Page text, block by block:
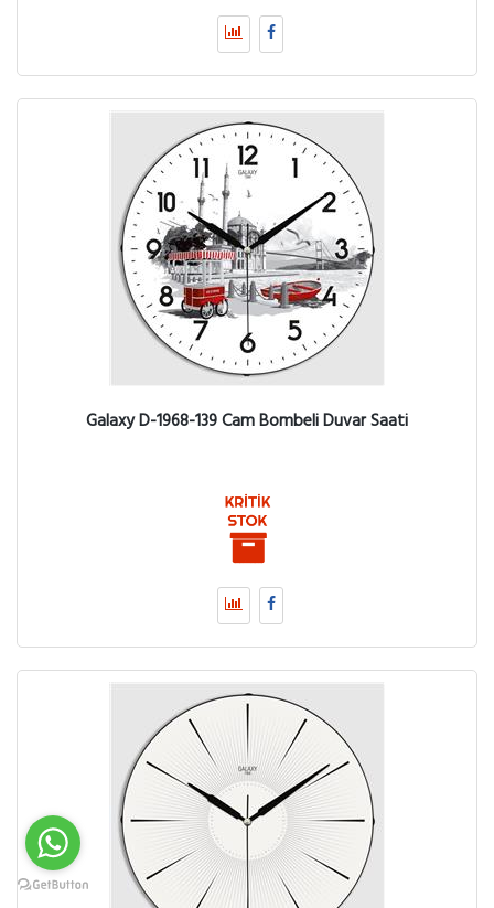
Galaxy D-1968-139 Cam Bombeli Duvar Saati